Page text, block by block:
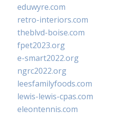
eduwyre.com
retro-interiors.com
theblvd-boise.com
fpet2023.org
e-smart2022.org
ngrc2022.org
leesfamilyfoods.com
lewis-lewis-cpas.com
eleontennis.com